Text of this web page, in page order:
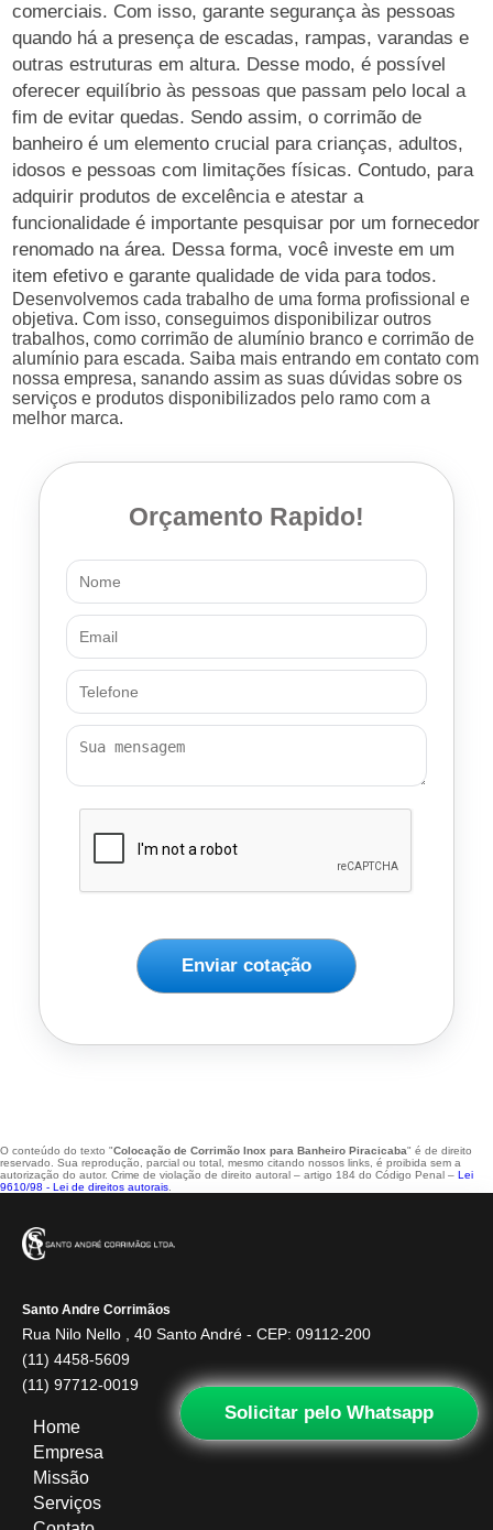
comerciais. Com isso, garante segurança às pessoas
quando há a presença de escadas, rampas, varandas e
outras estruturas em altura. Desse modo, é possível
oferecer equilíbrio às pessoas que passam pelo local a
fim de evitar quedas. Sendo assim, o corrimão de
banheiro é um elemento crucial para crianças, adultos,
idosos e pessoas com limitações físicas. Contudo, para
adquirir produtos de excelência e atestar a
funcionalidade é importante pesquisar por um fornecedor
renomado na área. Dessa forma, você investe em um
item efetivo e garante qualidade de vida para todos.
Desenvolvemos cada trabalho de uma forma profissional e
objetiva. Com isso, conseguimos disponibilizar outros
trabalhos, como corrimão de alumínio branco e corrimão de
alumínio para escada. Saiba mais entrando em contato com
nossa empresa, sanando assim as suas dúvidas sobre os
serviços e produtos disponibilizados pelo ramo com a
melhor marca.
Orçamento Rapido!
Enviar cotação
Solicitar pelo Whatsapp
O conteúdo do texto "Colocação de Corrimão Inox para Banheiro Piracicaba" é de direito
reservado. Sua reprodução, parcial ou total, mesmo citando nossos links, é proibida sem a
autorização do autor. Crime de violação de direito autoral – artigo 184 do Código Penal – Lei
9610/98 - Lei de direitos autorais
Santo Andre Corrimãos
Rua Nilo Nello , 40 Santo André - CEP: 09112-200
(11) 4458-5609
(11) 97712-0019
Home
Empresa
Missão
Serviços